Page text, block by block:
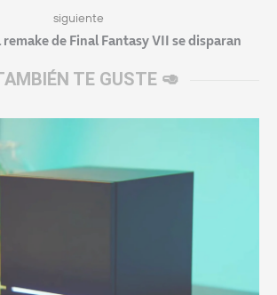
siguiente
de Final Fantasy VII se disparan
TE GUSTE 🥑